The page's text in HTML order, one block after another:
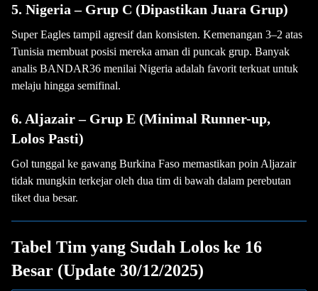
5. Nigeria – Grup C (Dipastikan Juara Grup)
Super Eagles tampil agresif dan konsisten. Kemenangan 3–2 atas
Tunisia membuat posisi mereka aman di puncak grup. Banyak
analis BANDAR36 menilai Nigeria adalah favorit terkuat untuk
melaju hingga semifinal.
6. Aljazair – Grup E (Minimal Runner-up,
Lolos Pasti)
Gol tunggal ke gawang Burkina Faso memastikan poin Aljazair
tidak mungkin terkejar oleh dua tim di bawah dalam perebutan
tiket dua besar.
Tabel Tim yang Sudah Lolos ke 16
Besar (Update 30/12/2025)